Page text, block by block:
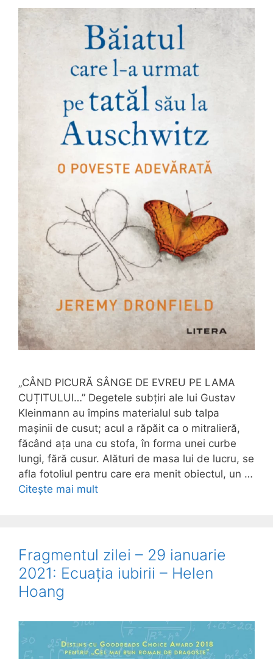
„CÂND PICURĂ SÂNGE DE EVREU PE LAMA
CUȚITULUI…” Degetele subțiri ale lui Gustav
Kleinmann au împins materialul sub talpa
mașinii de cusut; acul a răpăit ca o mitralieră,
făcând ața una cu stofa, în forma unei curbe
lungi, fără cusur. Alături de masa lui de lucru, se
afla fotoliul pentru care era menit obiectul, un …
Citește mai mult
Fragmentul zilei – 29 ianuarie
2021: Ecuația iubirii – Helen
Hoang